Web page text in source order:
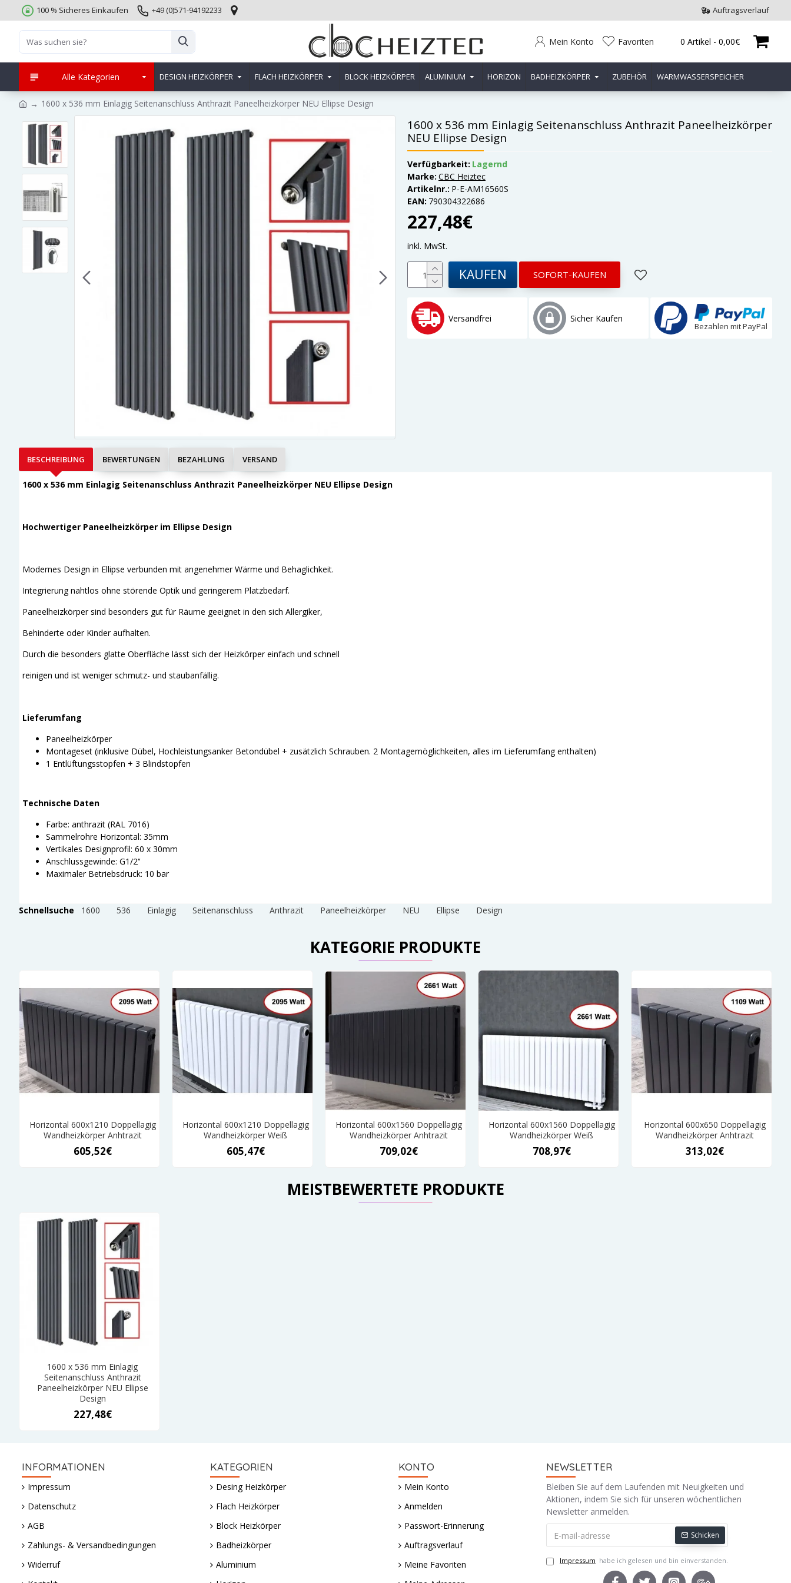
100 % Sicheres Einkaufen +49 (0)571-94192233 Auftragsverlauf
Mein Konto Favoriten 0 Artikel - 0,00€
Alle Kategorien DESIGN HEIZKÖRPER FLACH HEIZKÖRPER BLOCK HEIZKÖRPER ALUMINIUM HORIZON BADHEIZKÖRPER ZUBEHÖR WARMWASSERSPEICHER
1600 x 536 mm Einlagig Seitenanschluss Anthrazit Paneelheizkörper NEU Ellipse Design
1600 x 536 mm Einlagig Seitenanschluss Anthrazit Paneelheizkörper
NEU Ellipse Design
227,48€
Verfügbarkeit: Lagernd
Marke: CBC Heiztec
Artikelnr.: P-E-AM16560S
EAN: 790304322686
inkl. MwSt.
KAUFEN SOFORT-KAUFEN
Versandfrei Sicher Kaufen
Bezahlen mit PayPal
BESCHREIBUNG BEWERTUNGEN BEZAHLUNG VERSAND
1600 x 536 mm Einlagig Seitenanschluss Anthrazit Paneelheizkörper NEU Ellipse Design
Hochwertiger Paneelheizkörper im Ellipse Design
Modernes Design in Ellipse verbunden mit angenehmer Wärme und Behaglichkeit.
Integrierung nahtlos ohne störende Optik und geringerem Platzbedarf.
Paneelheizkörper sind besonders gut für Räume geeignet in den sich Allergiker,
Behinderte oder Kinder aufhalten.
Durch die besonders glatte Oberfläche lässt sich der Heizkörper einfach und schnell
reinigen und ist weniger schmutz- und staubanfällig.
Lieferumfang
Paneelheizkörper
Montageset (inklusive Dübel, Hochleistungsanker Betondübel + zusätzlich Schrauben. 2 Montagemöglichkeiten, alles im Lieferumfang enthalten)
1 Entlüftungsstopfen + 3 Blindstopfen
Technische Daten
Farbe: anthrazit (RAL 7016)
Sammelrohre Horizontal: 35mm
Vertikales Designprofil: 60 x 30mm
Anschlussgewinde: G1/2‘‘
Maximaler Betriebsdruck: 10 bar
Schnellsuche 1600 536 Einlagig Seitenanschluss Anthrazit Paneelheizkörper NEU Ellipse Design
KATEGORIE PRODUKTE
Horizontal 600x1210 Doppellagig
Wandheizkörper Anhtrazit
605,52€
Horizontal 600x1210 Doppellagig
Wandheizkörper Weiß
605,47€
Horizontal 600x1560 Doppellagig
Wandheizkörper Anhtrazit
709,02€
Horizontal 600x1560 Doppellagig
Wandheizkörper Weiß
708,97€
Horizontal 600x650 Doppellagig
Wandheizkörper Anhtrazit
313,02€
MEISTBEWERTETE PRODUKTE
1600 x 536 mm Einlagig
Seitenanschluss Anthrazit
Paneelheizkörper NEU Ellipse
Design
227,48€
INFORMATIONEN
Impressum
Datenschutz
AGB
Zahlungs- & Versandbedingungen
Widerruf
KATEGORIEN
Desing Heizkörper
Flach Heizkörper
Block Heizkörper
Badheizkörper
Aluminium
KONTO
Mein Konto
Anmelden
Passwort-Erinnerung
Auftragsverlauf
Meine Favoriten
NEWSLETTER
Bleiben Sie auf dem Laufenden mit Neuigkeiten und
Aktionen, indem Sie sich für unseren wöchentlichen
Newsletter anmelden.
Schicken
Impressum habe ich gelesen und bin einverstanden.